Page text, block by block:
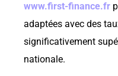
www.first-finance.fr
adaptées avec des
significativement
nationale.